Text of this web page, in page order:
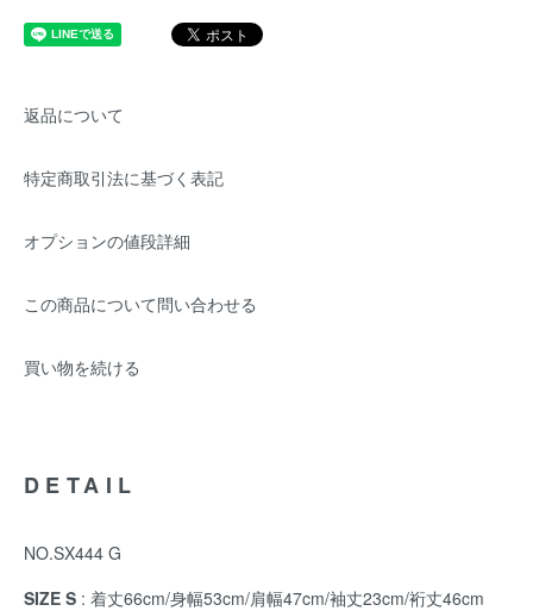
返品について
特定商取引法に基づく表記
オプションの値段詳細
この商品について問い合わせる
買い物を続ける
DETAIL
NO.SX444 G
SIZE S : 着丈66cm/身幅53cm/肩幅47cm/袖丈23cm/裄丈46cm